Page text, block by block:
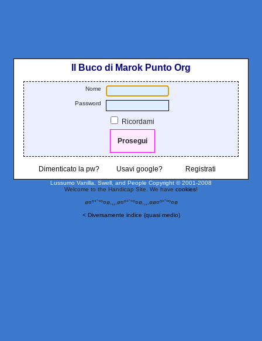
Il Buco di Marok Punto Org
Nome
Password
Ricordami
Dimenticato la pw? Usavi google? Registrati
Lussumo Vanilla, Swell, and People Copyright © 2001-2008
Welcome to the Handicap Site. We have cookies!
ø¤º°`°º¤ø,¸¸,ø¤º°`°º¤ø,¸¸,øø¤º°`°º¤ø
< Diversamente indice (quasi medio)